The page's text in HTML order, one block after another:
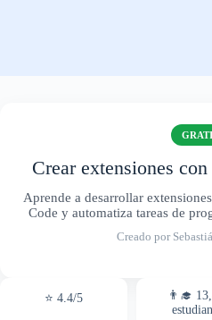
Crear extensiones
Aprende a desarrollar
Code y automatiza tareas de
Creado por
⭐ 4.4/5
👨‍🎓